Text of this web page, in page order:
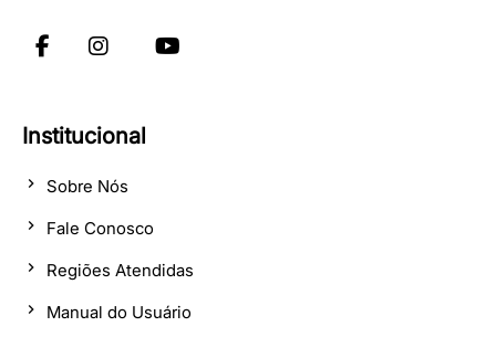
Institucional
Sobre Nós
Fale Conosco
Regiões Atendidas
Manual do Usuário